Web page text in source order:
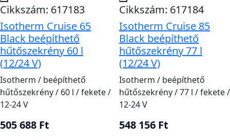
Cikkszám: 617183
Isotherm Cruise 65
Black beépíthető
hűtőszekrény 60 l
(12/24 V)
Isotherm / beépíthető
hűtőszekrény / 60 l / fekete /
12-24 V
505 688 Ft
Cikkszám: 617184
Isotherm Cruise 85
Black beépíthető
hűtőszekrény 77 l
(12/24 V)
Isotherm / beépíthető
hűtőszekrény / 77 l / fekete /
12-24 V
548 156 Ft